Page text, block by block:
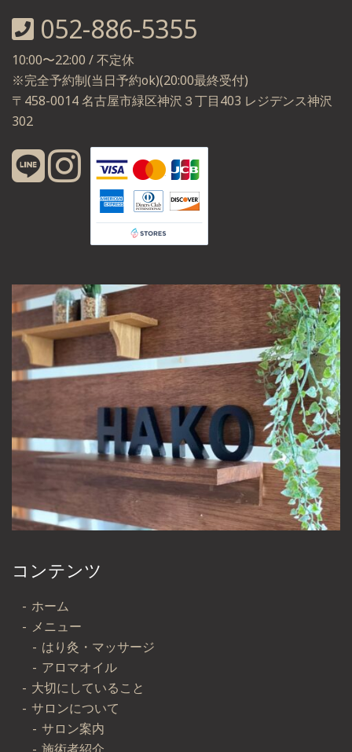
052-886-5355
10:00〜22:00 / 不定休
※完全予約制(当日予約ok)(20:00最終受付)
〒458-0014 名古屋市緑区神沢３丁目403 レジデンス神沢
302
コンテンツ
ホーム
メニュー
はり灸・マッサージ
アロマオイル
大切にしていること
サロンについて
サロン案内